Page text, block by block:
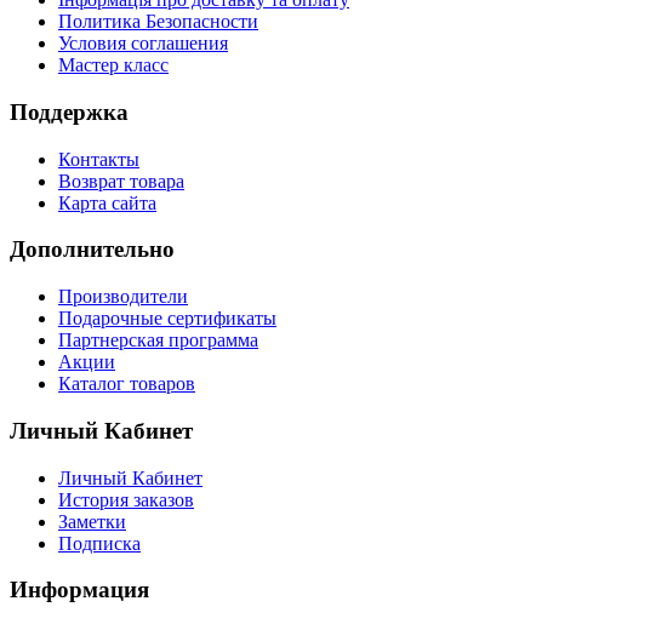
Политика Безопасности
Условия соглашения
Мастер класс
Поддержка
Контакты
Возврат товара
Карта сайта
Дополнительно
Производители
Подарочные сертификаты
Партнерская программа
Акции
Каталог товаров
Личный Кабинет
Личный Кабинет
История заказов
Заметки
Подписка
Информация